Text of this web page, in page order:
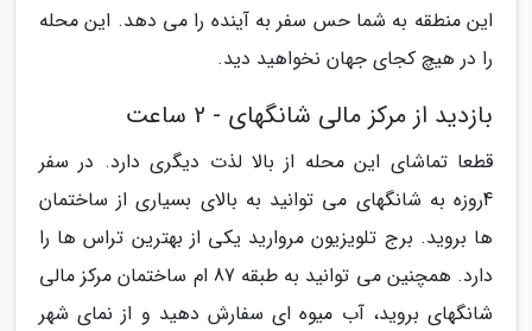
این منطقه به شما حس سفر به آینده را می دهد. این محله
را در هیچ کجای جهان نخواهید دید.
بازدید از مرکز مالی شانگهای - 2 ساعت
قطعا تماشای این محله از بالا لذت دیگری دارد. در سفر
4روزه به شانگهای می توانید به بالای بسیاری از ساختمان
ها بروید. برج تلویزیون مروارید یکی از بهترین تراس ها را
دارد. همچنین می توانید به طبقه 87 ام ساختمان مرکز مالی
شانگهای بروید، آب میوه ای سفارش دهید و از نمای شهر